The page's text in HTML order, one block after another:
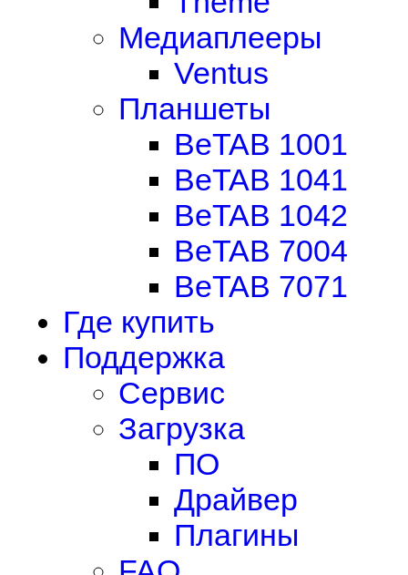
Медиаплееры
Ventus
Планшеты
BeTAB 1001
BeTAB 1041
BeTAB 1042
BeTAB 7004
BeTAB 7071
Где купить
Поддержка
Сервис
Загрузка
ПО
Драйвер
Плагины